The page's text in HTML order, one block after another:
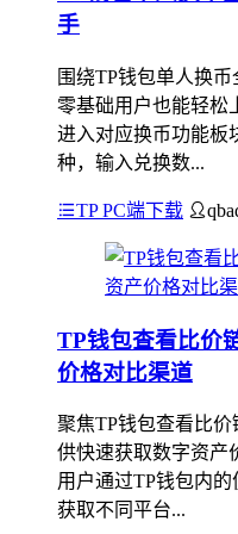
手
围绕TP钱包单人换
零基础用户也能轻松
进入对应换币功能板
种，输入兑换数...
TP PC端下载
TP钱包查看比价
价格对比渠道
聚焦TP钱包查看比
供快速获取数字资产
用户通过TP钱包内
获取不同平台...